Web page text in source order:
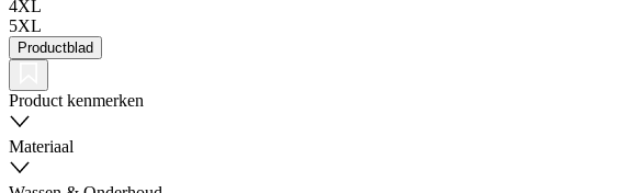
4XL
5XL
Productblad
Product kenmerken
Materiaal